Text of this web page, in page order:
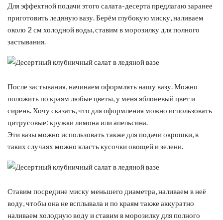
Для эффектной подачи этого салата-десерта предлагаю заранее
приготовить ледяную вазу. Берём глубокую миску, наливаем
около 2 см холодной воды, ставим в морозилку для полного
застывания.
После застывания, начинаем оформлять нашу вазу. Можно
положить по краям любые цветы, у меня яблоневый цвет и
сирень. Хочу сказать, что для оформления можно использовать
цитрусовые: кружки лимона или апельсина.
Эти вазы можно использовать также для подачи окрошки, в
таких случаях можно класть кусочки овощей и зелени.
Ставим посредине миску меньшего диаметра, наливаем в неё
воду, чтобы она не всплывала и по краям также аккуратно
наливаем холодную воду и ставим в морозилку для полного